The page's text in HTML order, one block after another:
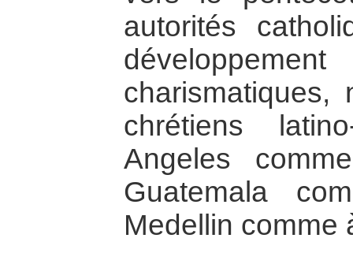
autorités
charismatiques,
chrétiens
Angeles
Guatemala
Medellin comme